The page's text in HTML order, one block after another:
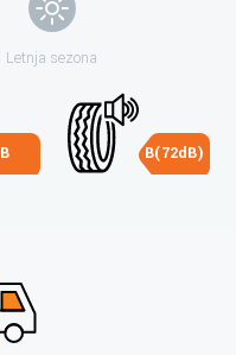
Letnja sezona
B B(72dB)